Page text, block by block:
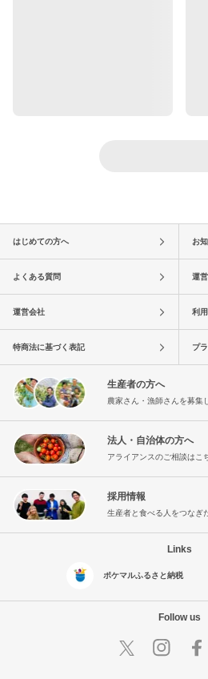
はじめての方へ お
よくある質問 運
運営会社 利
特商法に基づく表記 プ
生産者の方へ
農家さん・漁師さんを募集
法人・自治体の方へ
アライアンスのご相談はこ
採用情報
生産者と食べる人をつなぎ
Links
ポケマルふるさと納税
Follow us